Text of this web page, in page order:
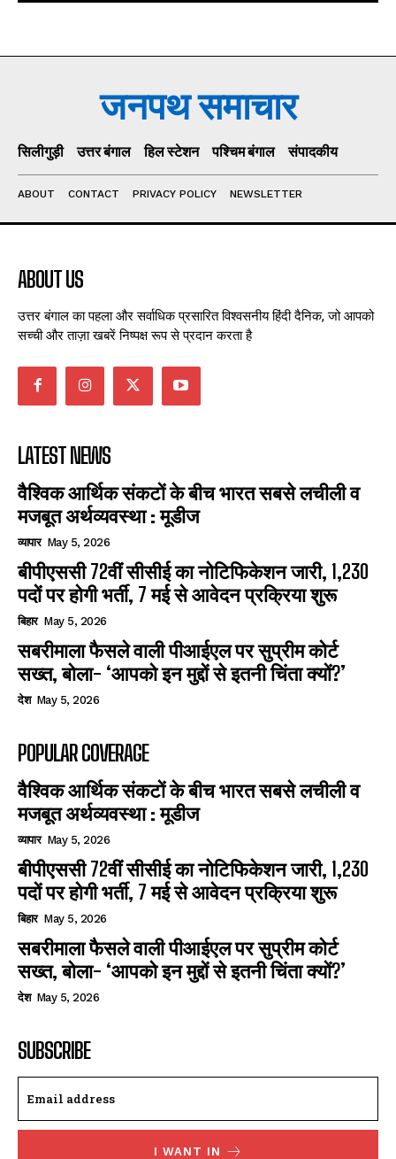
जनपथ समाचार
सिलीगुड़ी उत्तर बंगाल हिल स्टेशन पश्चिम बंगाल संपादकीय
ABOUT CONTACT PRIVACY POLICY NEWSLETTER
ABOUT US
उत्तर बंगाल का पहला और सर्वाधिक प्रसारित विश्वसनीय हिंदी दैनिक, जो आपको
सच्ची और ताज़ा खबरें निष्पक्ष रूप से प्रदान करता है
LATEST NEWS
वैश्विक आर्थिक संकटों के बीच भारत सबसे लचीली व
मजबूत अर्थव्यवस्था : मूडीज
व्यापार May 5, 2026
बीपीएससी 72वीं सीसीई का नोटिफिकेशन जारी, 1,230
पदों पर होगी भर्ती, 7 मई से आवेदन प्रक्रिया शुरू
बिहार May 5, 2026
सबरीमाला फैसले वाली पीआईएल पर सुप्रीम कोर्ट
सख्त, बोला- ‘आपको इन मुद्दों से इतनी चिंता क्यों?’
देश May 5, 2026
POPULAR COVERAGE
वैश्विक आर्थिक संकटों के बीच भारत सबसे लचीली व
मजबूत अर्थव्यवस्था : मूडीज
व्यापार May 5, 2026
बीपीएससी 72वीं सीसीई का नोटिफिकेशन जारी, 1,230
पदों पर होगी भर्ती, 7 मई से आवेदन प्रक्रिया शुरू
बिहार May 5, 2026
सबरीमाला फैसले वाली पीआईएल पर सुप्रीम कोर्ट
सख्त, बोला- ‘आपको इन मुद्दों से इतनी चिंता क्यों?’
देश May 5, 2026
SUBSCRIBE
I WANT IN